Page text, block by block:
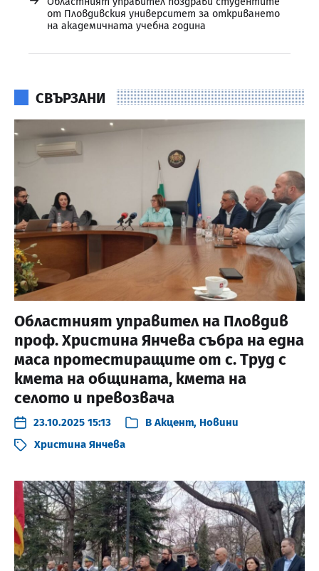
от Пловдивския университет за откриването
на академичната учебна година
СВЪРЗАНИ
Областният управител на Пловдив
проф. Христина Янчева събра на една
маса протестиращите от с. Труд с
кмета на общината, кмета на
селото и превозвача
23.10.2025 15:13 В Акцент, Новини
Христина Янчева